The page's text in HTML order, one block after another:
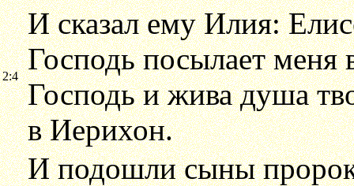
2:4
И сказал ему Илия:
Господь посылает
Господь и жива душа
в Иерихон.
И подошли сыны